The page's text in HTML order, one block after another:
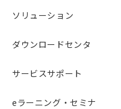
ソリューション
ダウンロードセンタ
サービスサポート
eラーニング・セミナ